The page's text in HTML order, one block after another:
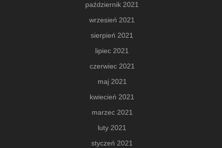
październik 2021
wrzesień 2021
sierpień 2021
lipiec 2021
czerwiec 2021
maj 2021
kwiecień 2021
marzec 2021
luty 2021
styczeń 2021